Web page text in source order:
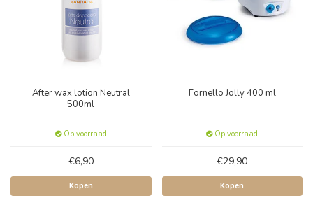
After wax lotion Neutral
500ml
Op voorraad
€6,90
Kopen
Fornello Jolly 400 ml
Op voorraad
€29,90
Kopen